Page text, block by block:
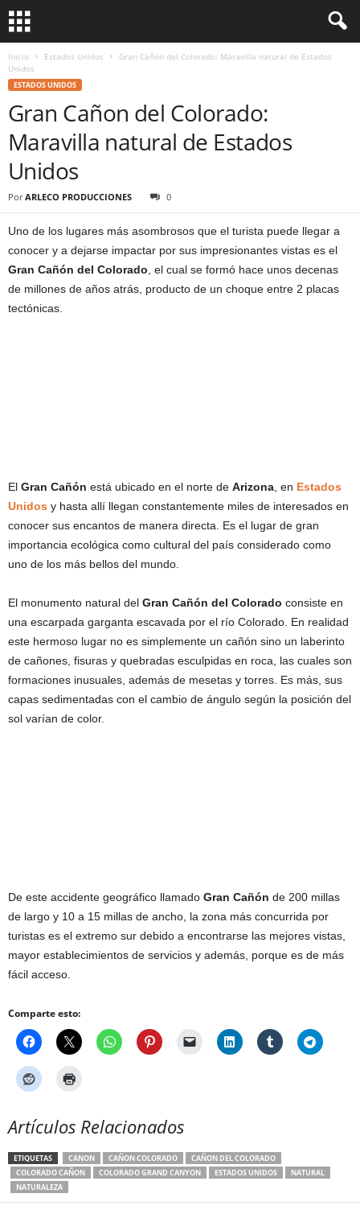
Inicio Estados Unidos
Gran Cañon del Colorado: Maravilla natural de Estados
Unidos
ESTADOS UNIDOS
Gran Cañon del Colorado:
Maravilla natural de Estados
Unidos
Por ARLECO PRODUCCIONES 0
Uno de los lugares más asombrosos que el turista puede llegar a
conocer y a dejarse impactar por sus impresionantes vistas es el
Gran Cañón del Colorado , el cual se formó hace unos decenas
de millones de años atrás, producto de un choque entre 2 placas
tectónicas.
El Gran Cañón está ubicado en el norte de Arizona , en Estados
Unidos y hasta allí llegan constantemente miles de interesados en
conocer sus encantos de manera directa. Es el lugar de gran
importancia ecológica como cultural del país considerado como
uno de los más bellos del mundo.
El monumento natural del Gran Cañón del Colorado consiste en
una escarpada garganta escavada por el río Colorado. En realidad
este hermoso lugar no es simplemente un cañón sino un laberinto
de cañones, fisuras y quebradas esculpidas en roca, las cuales son
formaciones inusuales, además de mesetas y torres. Es más, sus
capas sedimentadas con el cambio de ángulo según la posición del
sol varían de color.
De este accidente geográfico llamado Gran Cañón de 200 millas
de largo y 10 a 15 millas de ancho, la zona más concurrida por
turistas es el extremo sur debido a encontrarse las mejores vistas,
mayor establecimientos de servicios y además, porque es de más
fácil acceso.
Comparte esto:
Artículos Relacionados
ETIQUETAS CANON CAÑON COLORADO
CAÑON DEL COLORADO
COLORADO CAÑON
COLORADO GRAND CANYON ESTADOS UNIDOS
NATURAL
NATURALEZA